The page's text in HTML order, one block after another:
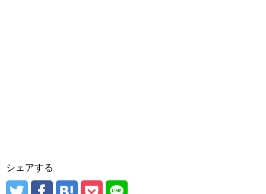
シェアする